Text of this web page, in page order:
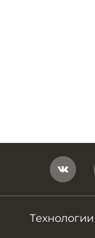
Технологии